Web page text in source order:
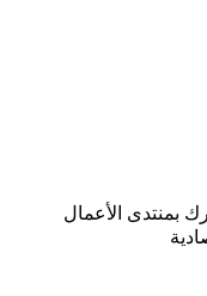
بمنتدى الأعمال